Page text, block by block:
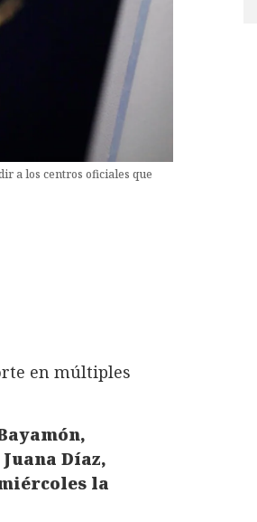
a los centros oficiales que
en múltiples
Díaz,
la